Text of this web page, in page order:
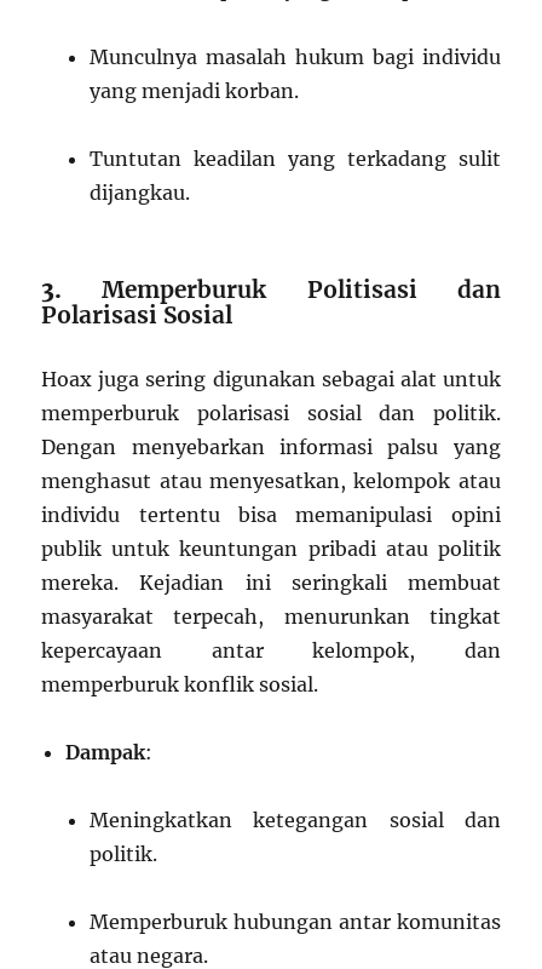
Munculnya masalah hukum bagi individu
yang menjadi korban.
Tuntutan keadilan yang terkadang sulit
dijangkau.
3.Memperburuk Politisasi dan
Polarisasi Sosial
Hoax juga sering digunakan sebagai alat untuk
memperburuk polarisasi sosial dan politik.
Dengan menyebarkan informasi palsu yang
menghasut atau menyesatkan, kelompok atau
individu tertentu bisa memanipulasi opini
publik untuk keuntungan pribadi atau politik
mereka. Kejadian ini seringkali membuat
masyarakat terpecah, menurunkan tingkat
kepercayaan antar kelompok, dan
memperburuk konflik sosial.
Dampak:
Meningkatkan ketegangan sosial dan
politik.
Memperburuk hubungan antar komunitas
atau negara.